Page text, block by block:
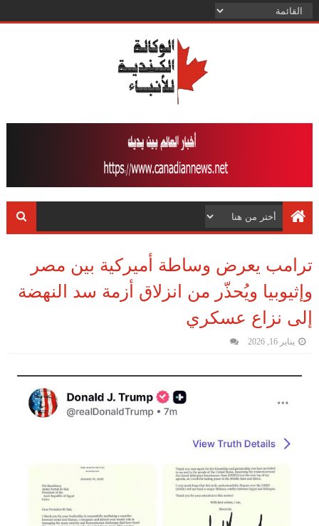
ترامب يعرض وساطة أميركية بين مصر
وإثيوبيا ويُحذّر من انزلاق أزمة سد النهضة
إلى نزاع عسكري
يناير 16, 2026